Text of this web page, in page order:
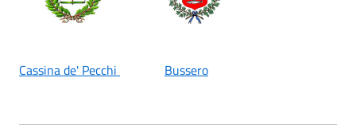
Cassina de' Pecchi Bussero